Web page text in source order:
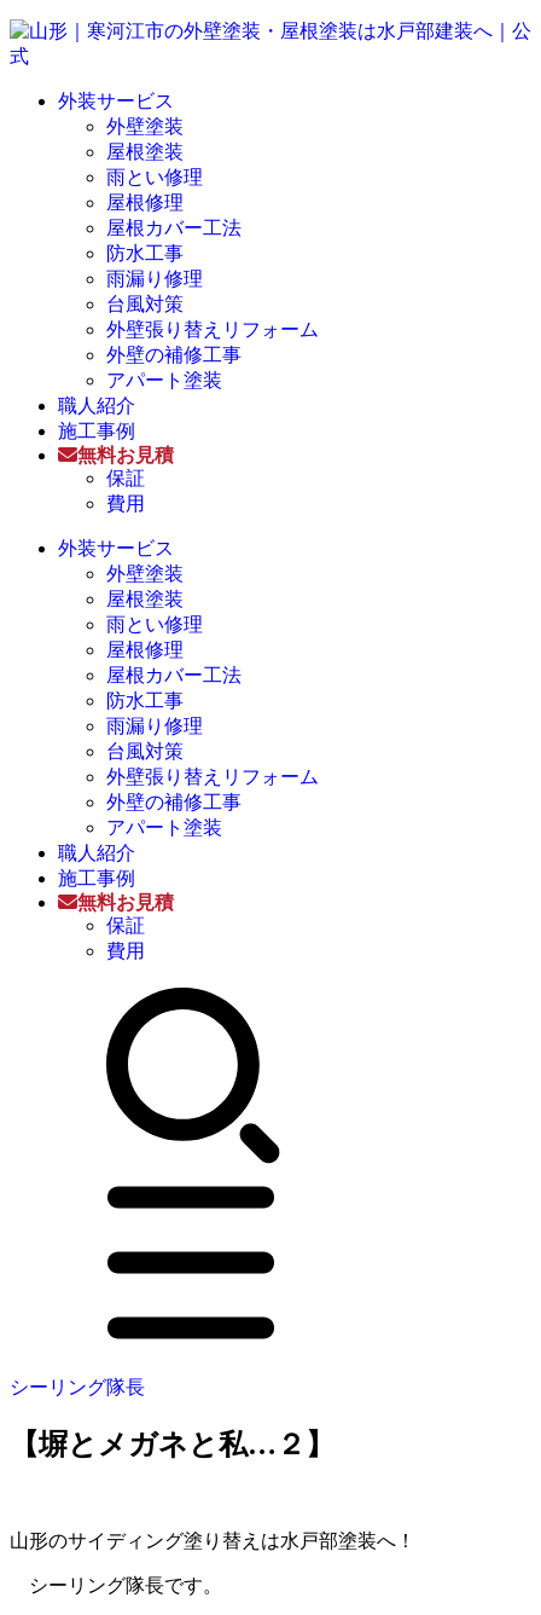
外装サービス
外壁塗装
屋根塗装
雨とい修理
屋根修理
屋根カバー工法
防水工事
雨漏り修理
台風対策
外壁張り替えリフォーム
外壁の補修工事
アパート塗装
職人紹介
施工事例
無料お見積
保証
費用
外装サービス
外壁塗装
屋根塗装
雨とい修理
屋根修理
屋根カバー工法
防水工事
雨漏り修理
台風対策
外壁張り替えリフォーム
外壁の補修工事
アパート塗装
職人紹介
施工事例
無料お見積
保証
費用
シーリング隊長
【塀とメガネと私…２】
山形のサイディング塗り替えは水戸部塗装へ！
シーリング隊長です。